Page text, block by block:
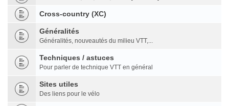
Cross-country (XC)
Généralités
Généralités, nouveautés du milieu VTT,...
Techniques / astuces
Pour parler de technique VTT en général
Sites utiles
Des liens pour le vélo